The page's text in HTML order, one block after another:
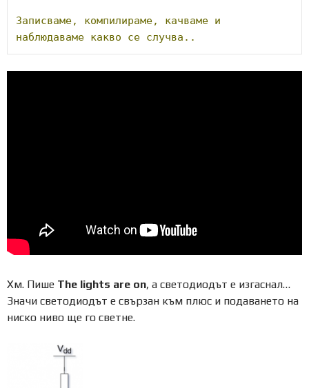
Записваме, компилираме, качваме и
наблюдаваме какво се случва..
Хм. Пише The lights are on, а светодиодът е изгаснал…
Значи светодиодът е свързан към плюс и подаването на
ниско ниво ще го светне.